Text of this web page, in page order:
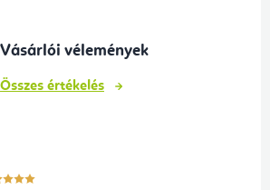
Vásárlói vélemények
Összes értékelés